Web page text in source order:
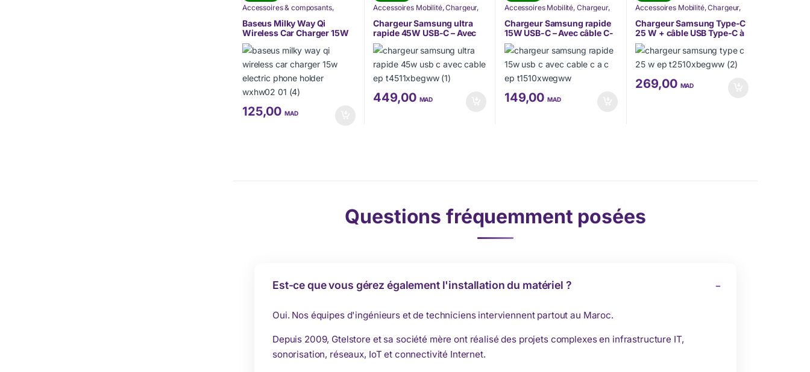
Accessoires & composants,
Chargeur ,Informatique,Nos
Marques ,Offres à ne pas rater,
TÉLÉPHONIE
Baseus Milky Way Qi
Wireless Car Charger 15W
Electric Phone Holder
(WXHW02-01)
125,00MAD
Accessoires Mobilité,Chargeur,
Samsung,TÉLÉPHONIE
Chargeur Samsung ultra
rapide 45W USB-C – Avec
câble (EP-T4511XBEGWW)
449,00 MAD
Accessoires Mobilité, Chargeur,
Samsung,TÉLÉPHONIE
Chargeur Samsung rapide
15W USB-C – Avec câble C-
à-C (EP-T1510XWEGWW)
149,00MAD
Accessoires Mobilité,Chargeur,
Samsung,TÉLÉPHONIE
Chargeur Samsung Type-C
25 W + câble USB Type-C à
Type-C (3A/1m) (EP-
T2510XBEGWW)
269,00 MAD
Questions fréquemment posées
Est-ce que vous gérez également l'installation du matériel ?
Oui. Nos équipes d'ingénieurs et de techniciens interviennent partout au Maroc.
Depuis 2009, Gtelstore et sa société mère ont réalisé des projets complexes en infrastructure IT,
sonorisation, réseaux, IoT et connectivité Internet.